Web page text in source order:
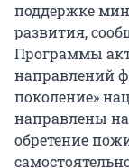
поддержке
развития,
Программы
направлений
поколение»
направлены
обретение